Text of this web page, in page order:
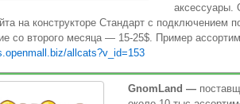
аксессуары.
на конструкторе Стандарт с подключением
со второго месяца — 15-25$. Пример
allcats?v_id=153
GnomLand —